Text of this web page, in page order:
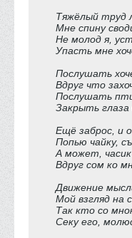
Тяжёлый труд
Мне спину
Не молод я,
Упасть мне
Послушать
Вдруг что
Послушать
Закрыть
Ещё заброс, и
Попью чайку,
А может, часик
Вдруг сом ко
Движение
Мой взгляд на
Так кто со
Секу его,